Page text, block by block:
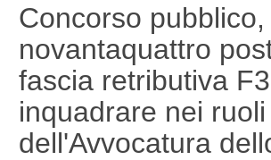
Concorso
novantaquattro
fascia retributiva
inquadrare nei
dell'Avvocatura